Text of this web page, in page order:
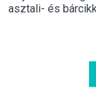
asztali- és